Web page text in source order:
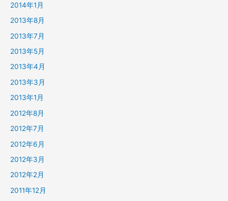
2014年1月
2013年8月
2013年7月
2013年5月
2013年4月
2013年3月
2013年1月
2012年8月
2012年7月
2012年6月
2012年3月
2012年2月
2011年12月